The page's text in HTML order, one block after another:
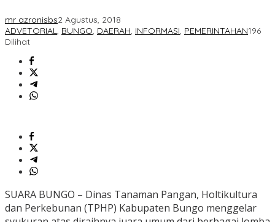
mr azronisbs2 Agustus, 2018
ADVETORIAL, BUNGO, DAERAH, INFORMASI, PEMERINTAHAN196
Dilihat
SUARA BUNGO – Dinas Tanaman Pangan, Holtikultura
dan Perkebunan (TPHP) Kabupaten Bungo menggelar